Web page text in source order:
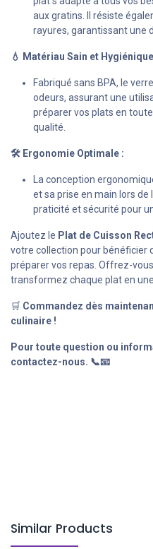
aux gratins. Il résiste
rayures, garantissant une
💧 Matériau Sain et
Fabriqué sans BPA, le
odeurs, assurant une
préparer vos plats en
qualité.
🛠 Ergonomie Optimale :
La conception
et sa prise en main lors
praticité et sécurité pour
Ajoutez le Plat de Cuisson
votre collection pour bénéficier
préparer vos repas. Offrez-
transformez chaque plat en
🛒 Commandez dès
culinaire !
Pour toute question ou
contactez-nous. 📞📧
Similar Products